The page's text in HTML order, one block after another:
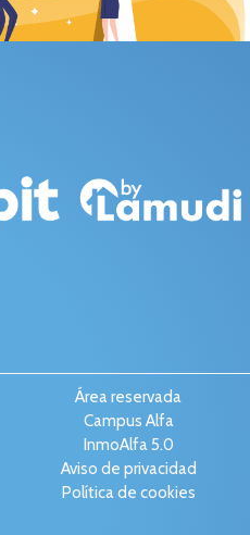
Área reservada
Campus Alfa
InmoAlfa 5.0
Aviso de privacidad
Política de cookies